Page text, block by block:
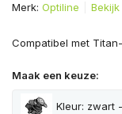
Merk: Optiline
Compatibel met
Maak een keuze:
Kleur: zwart